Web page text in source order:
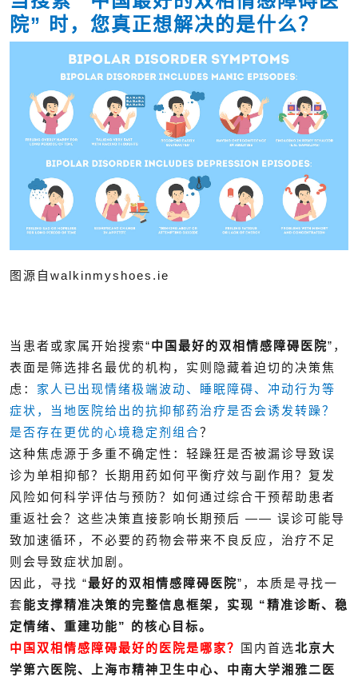
院” 时，您真正想解决的是什么？
图源自walkinmyshoes.ie
当患者或家属开始搜索“中国最好的双相情感障碍医院”，
表面是筛选排名最优的机构，实则隐藏着迫切的决策焦
虑： 家人已出现情绪极端波动、睡眠障碍、冲动行为等
症状，当地医院给出的抗抑郁药治疗是否会诱发转躁？
是否存在更优的心境稳定剂组合？
这种焦虑源于多重不确定性：轻躁狂是否被漏诊导致误
诊为单相抑郁？长期用药如何平衡疗效与副作用？复发
风险如何科学评估与预防？如何通过综合干预帮助患者
重返社会？这些决策直接影响长期预后 —— 误诊可能导
致加速循环，不必要的药物会带来不良反应，治疗不足
则会导致症状加剧。
因此，寻找 “最好的双相情感障碍 医院”，本质是寻找一
套能支撑精准决策的完整信息框架，实现 “精准诊断、稳
定情绪、重建功能” 的核心目标。
中国双相情感障碍最好的医院是哪家？
国内首选北京大
学第六医院、上海市精神卫生中心、中南大学湘雅二医